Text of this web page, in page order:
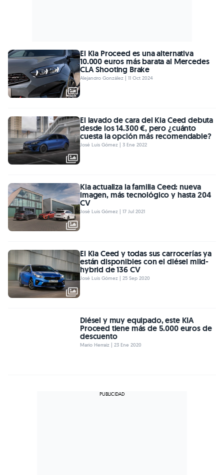
El Kia Proceed es una alternativa
10.000 euros más barata al Mercedes
CLA Shooting Brake
Alejandro González | 11 Oct 2024
El lavado de cara del Kia Ceed debuta
desde los 14.300 €, pero ¿cuánto
cuesta la opción más recomendable?
José Luis Gómez | 3 Ene 2022
Kia actualiza la familia Ceed: nueva
imagen, más tecnológico y hasta 204
CV
José Luis Gómez | 17 Jul 2021
El Kia Ceed y todas sus carrocerías ya
están disponibles con el diésel mild-
hybrid de 136 CV
José Luis Gómez | 25 Sep 2020
Diésel y muy equipado, este KIA
Proceed tiene más de 5.000 euros de
descuento
Mario Herraiz | 23 Ene 2020